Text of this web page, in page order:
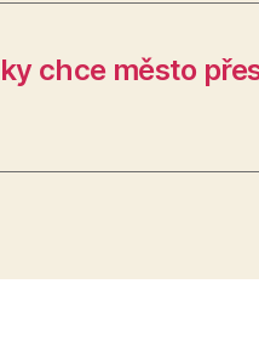
chce město